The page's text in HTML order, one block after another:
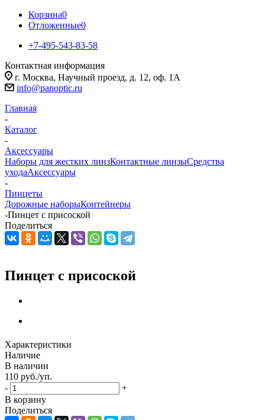
Корзина0
Отложенные0
+7-495-543-83-58
Контактная информация
г. Москва, Научный проезд, д. 12, оф. 1А
info@panoptic.ru
Главная
-
Каталог
-
Аксессуары
Наборы для жестких линзКонтактные линзыСредства
уходаАксессуары
-
Пинцеты
Дорожные наборыКонтейнеры
-Пинцет с присоской
Поделиться
Пинцет с присоской
Характеристики
Наличие
В наличии
110 руб./уп.
-
+
В корзину
Поделиться